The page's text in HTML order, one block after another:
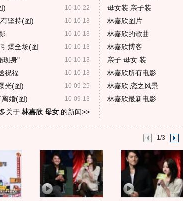
10-10-22
)
10-10-13
坚持(图)
10-10-13
10-10-13
爆全场(图
10-10-13
现身"
10-10-13
祝福
10-09-25
光(图)
10-09-13
婚(图)
关于 林嘉欣 母女的新闻>>
母女装 亲子装
林嘉欣图片
林嘉欣的歌曲
林嘉欣博客
亲子 母女 装
林嘉欣所有电影
林嘉欣 恋之风景
林嘉欣最新电影
1/3